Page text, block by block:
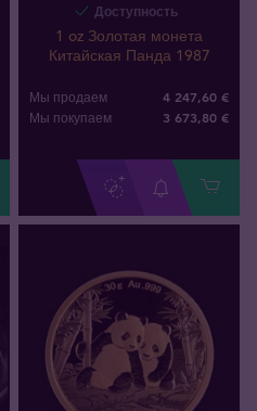
Доступность
1 oz Золотая монета
Китайская Панда 1987
Мы продаем 4 247,60 €
Мы покупаем 3 673,80 €